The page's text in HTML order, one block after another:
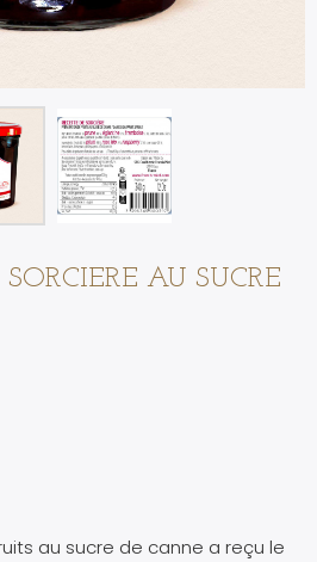
AU SUCRE
au sucre de canne a reçu le